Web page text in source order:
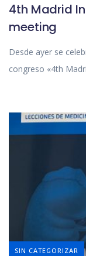
4th Madrid
meeting
Desde ayer se
congreso «4th
SIN CATEGORIZAR